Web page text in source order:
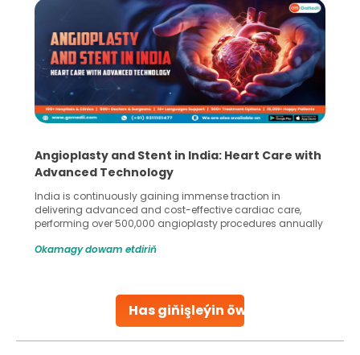
Has giňişleýin öwreniň
Angioplasty and Stent in India: Heart Care with
Advanced Technology
India is continuously gaining immense traction in
delivering advanced and cost-effective cardiac care,
performing over 500,000 angioplasty procedures annually
globe are searching for treatments like angioplasty and
Studies, such as one published
Okamagy dowam etdiriň